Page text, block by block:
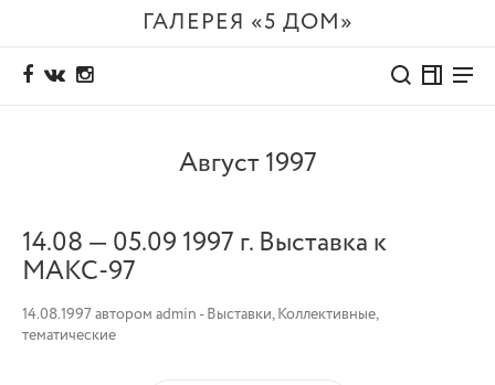
ГАЛЕРЕЯ «5 ДОМ»
Август 1997
14.08 — 05.09 1997 г. Выставка к
МАКС-97
14.08.1997автором admin -Выставки,Коллективные,
тематические